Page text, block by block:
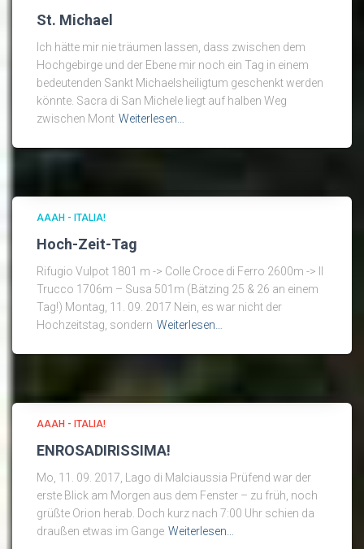
St. Michael
Ich hätte mir nie träumen lassen, dass zwischen dem
Hochgebirge und der Ebene mir noch ein Tag in einem
bedeutenden Sankt Michaelsheiligtum geschenkt werden
könnte. Sacra di San Michele liegt auf halben Weg
zwischen Mont Weiterlesen…
AAAH - ITALIA!
Hoch-Zeit-Tag
Rifugio Vulpot 1801 m -> Colle Croce di Ferro 2600m -> Il
Trucco 1706m – Susa 501m (Bätzing 25 & 26 an einem
Tag!) Montag, 11. 09. 2017 Nein, es war nicht der
Hochzeitstag, sondern Weiterlesen…
AAAH - ITALIA!
ENROSADIRISSIMA!
Mo, 11. 09. 2017, Lago di Malciaussia Prüfend war der
erste Blick am Morgen aus dem Fenster – zu früh, noch
grüßte Orion herab. Doch kurz nach 7:00 Uhr schien da
draußen etwas im Gange Weiterlesen…